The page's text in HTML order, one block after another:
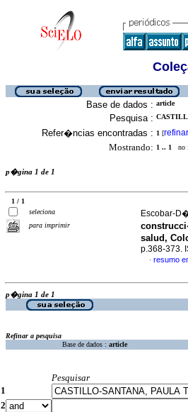
Base de dados : article
Pesquisa :
Refer�ncias encontradas : 1 [refinar
Mostrando: 1 .. 1 no
p�gina 1 de 1
1 / 1
seleciona
para imprimir
Escobar-
salud,
p.368-373.
· resumo
p�gina 1 de 1
Refinar a pesquisa
Base de dados : article
Pesquisar
1
2